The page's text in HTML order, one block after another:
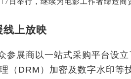
线上放映
展商以一站式采购平台设立
（DRM）加密及数字水印等